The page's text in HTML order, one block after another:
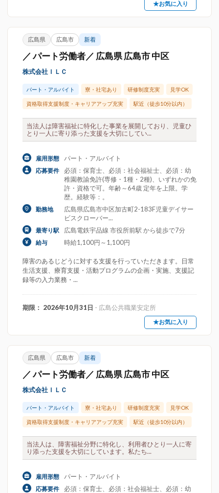
★お気に入り
広島県 広島市 新着
／ パート労働者／ 広島県 広島市 中区
株式会社ＩＬＣ
パート・アルバイト 寮・社宅あり 研修制度充実 見学OK
資格取得支援制度・キャリアアップ充実 駅近（徒歩10分以内）
当法人は障害福祉に特化した事業を展開しており、児童ひ
とり一人に寄り添った支援を大切にしてい...
雇用形態 パート・アルバイト
応募要件
必須：保育士、必須：社会福祉士、必須：幼
稚園教諭免許(専修・1種・2種)、いずれかの免
許・資格で可。年齢～64歳 定年を上限。学
歴。経験等：。
勤務地
広島県広島市中区加古町2-183F児童デイサー
ビスクローバー...
最寄り駅 広島電鉄宇品線 市役所前駅 から徒歩で7分
給与 時給1,100円～1,100円
障害のあるじどうに対する支援を行っていただきます。日常
生活支援、療育支援・活動プログラムの企画・実施、支援記
録等の入力業務・...
期限： 2026年10月31日 - 広島公共職業安定所
★お気に入り
広島県 広島市 新着
／ パート労働者／ 広島県 広島市 中区
株式会社ＩＬＣ
パート・アルバイト 寮・社宅あり 研修制度充実 見学OK
資格取得支援制度・キャリアアップ充実 駅近（徒歩10分以内）
当法人は、障害福祉分野に特化し、利用者ひとり一人に寄
り添った支援を大切にしています。私たち...
雇用形態 パート・アルバイト
応募要件
必須：保育士、必須：社会福祉士、必須：幼